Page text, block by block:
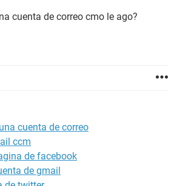
cuenta de correo cmo le ago?
cuenta de correo
ccm
de facebook
de gmail